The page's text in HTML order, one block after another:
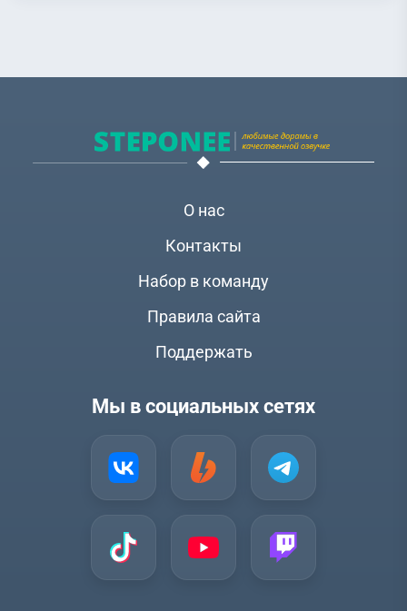
О нас
Контакты
Набор в команду
Правила сайта
Поддержать
Мы в социальных сетях